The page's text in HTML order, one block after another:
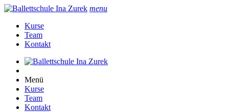
menu
Kurse
Team
Kontakt
Menü
Kurse
Team
Kontakt